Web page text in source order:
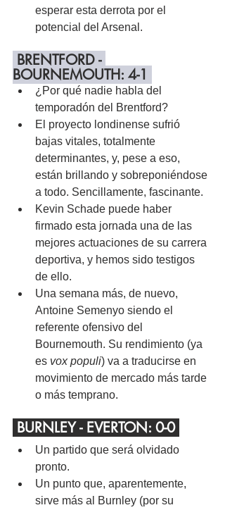
esperar esta derrota por el
potencial del Arsenal.
BRENTFORD -
BOURNEMOUTH: 4-1
¿Por qué nadie habla del
temporadón del Brentford?
El proyecto londinense sufrió
bajas vitales, totalmente
determinantes, y, pese a eso,
están brillando y sobreponiéndose
a todo. Sencillamente, fascinante.
Kevin Schade puede haber
firmado esta jornada una de las
mejores actuaciones de su carrera
deportiva, y hemos sido testigos
de ello.
Una semana más, de nuevo,
Antoine Semenyo siendo el
referente ofensivo del
Bournemouth. Su rendimiento (ya
es vox populi) va a traducirse en
movimiento de mercado más tarde
o más temprano.
BURNLEY - EVERTON: 0-0
Un partido que será olvidado
pronto.
Un punto que, aparentemente,
sirve más al Burnley (por su